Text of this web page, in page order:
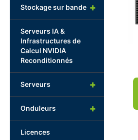
+
Stockage sur bande
Serveurs IA &
Infrastructures de
Calcul NVIDIA
Reconditionnés
+
Serveurs
+
Onduleurs
Licences